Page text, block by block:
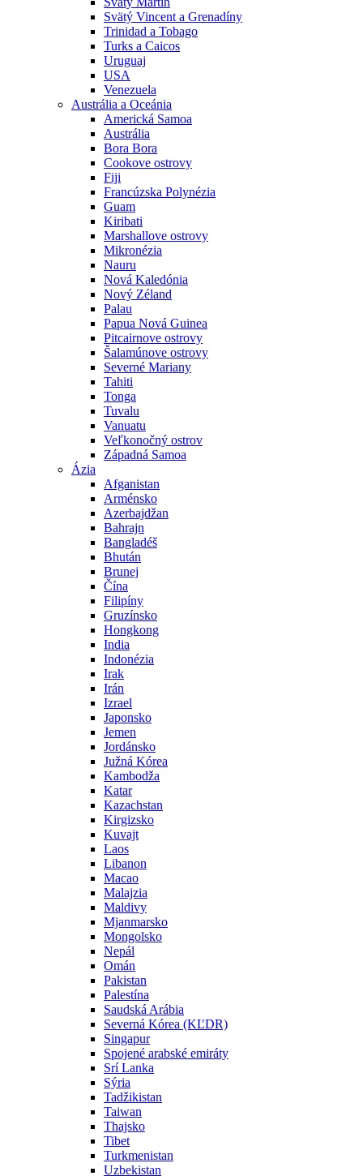
Svätý Vincent a Grenadíny
Trinidad a Tobago
Turks a Caicos
Uruguaj
USA
Venezuela
Austrália a Oceánia
Americká Samoa
Austrália
Bora Bora
Cookove ostrovy
Fiji
Francúzska Polynézia
Guam
Kiribati
Marshallove ostrovy
Mikronézia
Nauru
Nová Kaledónia
Nový Zéland
Palau
Papua Nová Guinea
Pitcairnove ostrovy
Šalamúnove ostrovy
Severné Mariany
Tahiti
Tonga
Tuvalu
Vanuatu
Veľkonočný ostrov
Západná Samoa
Ázia
Afganistan
Arménsko
Azerbajdžan
Bahrajn
Bangladéš
Bhután
Brunej
Čína
Filipíny
Gruzínsko
Hongkong
India
Indonézia
Irak
Irán
Izrael
Japonsko
Jemen
Jordánsko
Južná Kórea
Kambodža
Katar
Kazachstan
Kirgizsko
Kuvajt
Laos
Libanon
Macao
Malajzia
Maldivy
Mjanmarsko
Mongolsko
Nepál
Omán
Pakistan
Palestína
Saudská Arábia
Severná Kórea (KĽDR)
Singapur
Spojené arabské emiráty
Srí Lanka
Sýria
Tadžikistan
Taiwan
Thajsko
Tibet
Turkmenistan
Uzbekistan